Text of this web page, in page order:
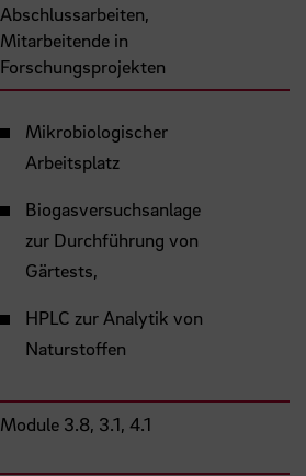
Abschlussarbeiten,
Mitarbeitende in
Forschungsprojekten
Mikrobiologischer
Arbeitsplatz
Biogasversuchsanlage
zur Durchführung von
Gärtests,
HPLC zur Analytik von
Naturstoffen
Module 3.8, 3.1, 4.1